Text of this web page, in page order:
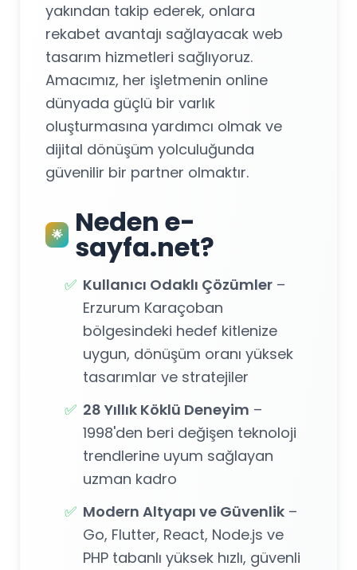
yakından takip ederek, onlara
rekabet avantajı sağlayacak web
tasarım hizmetleri sağlıyoruz.
Amacımız, her işletmenin online
dünyada güçlü bir varlık
oluşturmasına yardımcı olmak ve
dijital dönüşüm yolculuğunda
güvenilir bir partner olmaktır.
🌟 Neden e-
sayfa.net?
✅ Kullanıcı Odaklı Çözümler –
Erzurum Karaçoban
bölgesindeki hedef kitlenize
uygun, dönüşüm oranı yüksek
tasarımlar ve stratejiler
✅ 28 Yıllık Köklü Deneyim –
1998'den beri değişen teknoloji
trendlerine uyum sağlayan
uzman kadro
✅ Modern Altyapı ve Güvenlik –
Go, Flutter, React, Node.js ve
PHP tabanlı yüksek hızlı, güvenli